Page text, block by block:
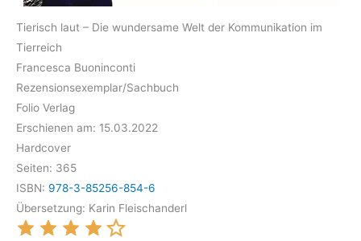
Tierisch laut – Die wundersame Welt der Kommunikation im
Tierreich
Francesca Buoninconti
Rezensionsexemplar/Sachbuch
Folio Verlag
Erschienen am: 15.03.2022
Hardcover
Seiten: 365
ISBN: 978-3-85256-854-6
Übersetzung: Karin Fleischanderl